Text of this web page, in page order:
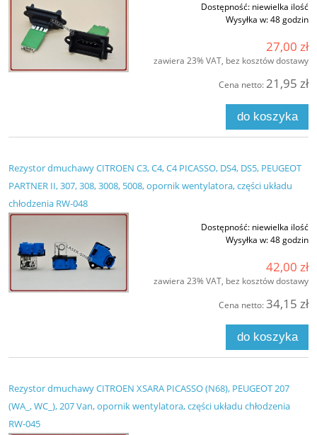
Dostępność: niewielka ilość
Wysyłka w:48 godzin
27,00 zł
zawiera 23% VAT, bez kosztów dostawy
Cena netto:21,95 zł
do koszyka
Rezystor dmuchawy CITROEN C3, C4, C4 PICASSO, DS4, DS5, PEUGEOT
PARTNER II, 307, 308, 3008, 5008, opornik wentylatora, części układu
chłodzenia RW-048
Dostępność: niewielka ilość
Wysyłka w:48 godzin
42,00 zł
zawiera 23% VAT, bez kosztów dostawy
Cena netto:34,15 zł
do koszyka
Rezystor dmuchawy CITROEN XSARA PICASSO (N68), PEUGEOT 207
(WA_, WC_), 207 Van, opornik wentylatora, części układu chłodzenia
RW-045